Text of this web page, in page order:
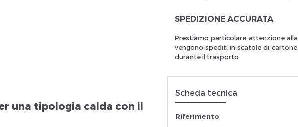
vous et ainsi bénéficier des tarifs professionnel
SPEDIZIONE ACCURATA
Prestiamo particolare attenzione
vengono spediti in scatole di
durante il trasporto.
una tipologia calda con il
Scheda tecnica
Riferimento